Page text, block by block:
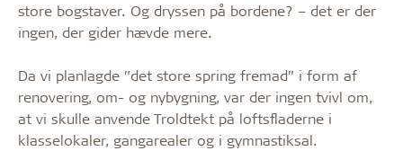
store bogstaver. Og dryssen på bordene? – det er der
ingen, der gider hævde mere.
Da vi planlagde ”det store spring fremad” i form af
renovering, om- og nybygning, var der ingen tvivl om,
at vi skulle anvende Troldtekt på loftsfladerne i
klasselokaler, gangarealer og i gymnastiksal.